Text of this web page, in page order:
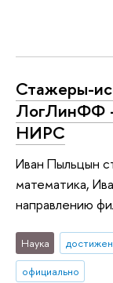
Стажеры-
ЛогЛинФФ
НИРС
Иван Пыльцын
математика,
направлению
Наука
официально